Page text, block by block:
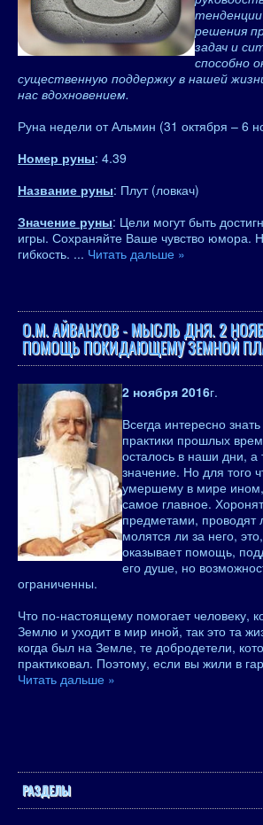
решения
задач и
способно
существенную поддержку в нашей
нас вдохновением.
Руна недели от Альмин (31 октября – 6
Номер руны: 4.39
Название руны: Плут (ловкач)
Значение руны: Цели могут быть
игры. Сохраняйте Ваше чувство юмора.
гибкость. ... Читать дальше »
О.М. АЙВАНХОВ - МЫСЛЬ ДНЯ. 2
ПОМОЩЬ ПОКИДАЮЩЕМУ ЗЕМНОЙ
2 ноября 2016г.
Всегда интересно
практики прошлых
осталось в наши дни, а
значение. Но для того
умершему в мире ином,
самое главное.
предметами, проводят
молятся ли за него,
оказывает помощь,
его душе, но
ограниченны.
Что по-настоящему помогает человеку,
Землю и уходит в мир иной, так это та
когда был на Земле, те добродетели,
практиковал. Поэтому, если вы жили в
Читать дальше »
РАЗДЕЛЫ